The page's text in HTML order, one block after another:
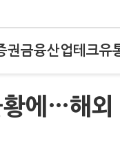
권금융산업테크유
황에…해외